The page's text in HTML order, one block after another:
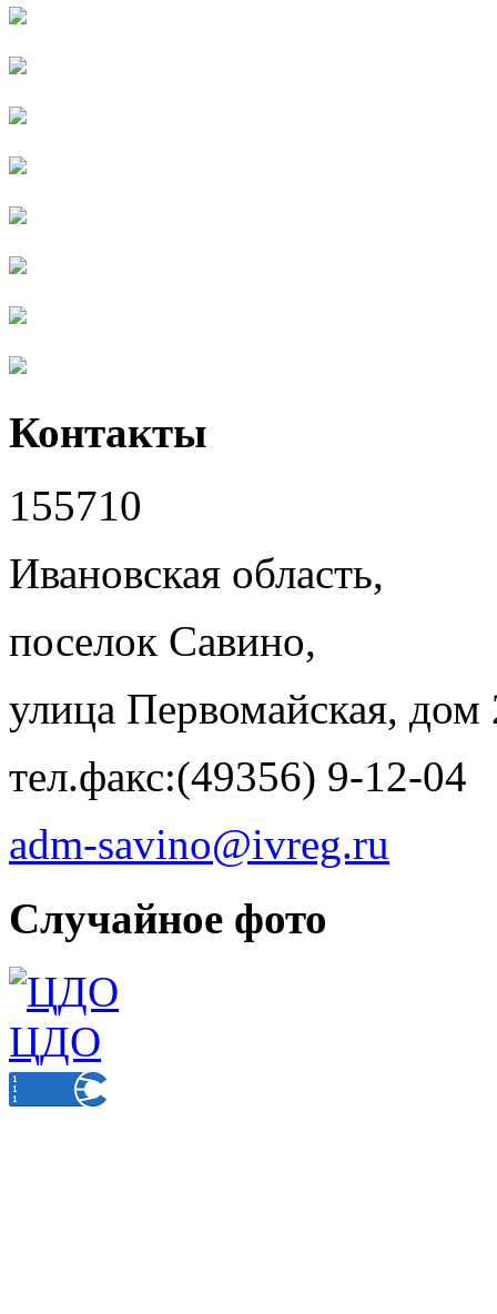
Контакты
155710
Ивановская область,
поселок Савино,
улица Первомайская, дом
тел.факс:(49356) 9-12-04
adm-savino@ivreg.ru
Случайное фото
ЦДО